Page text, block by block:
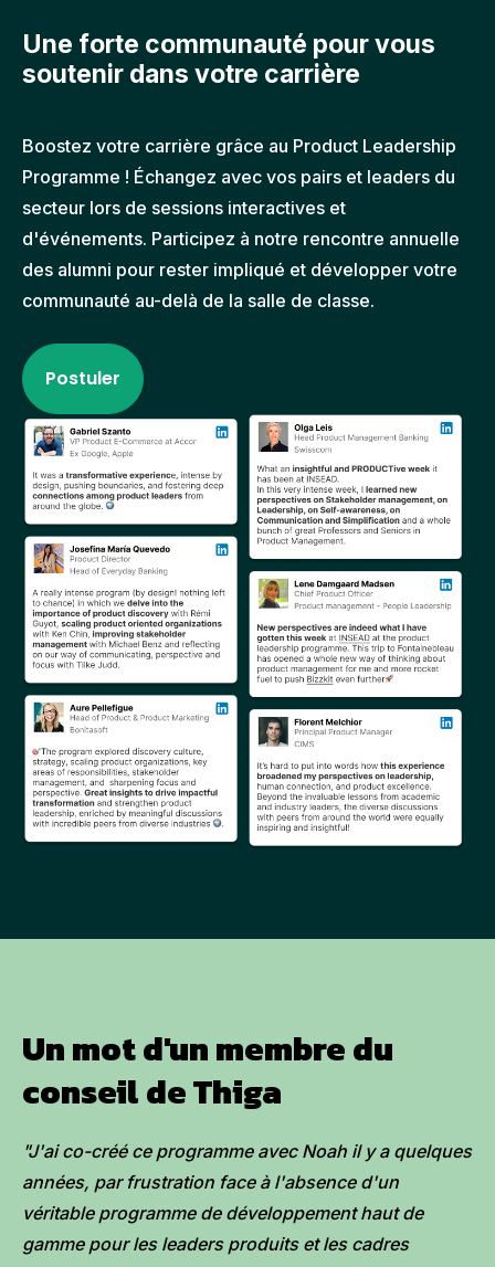
Une forte communauté pour vous
soutenir dans votre carrière
Boostez votre carrière grâce au Product Leadership
Programme ! Échangez avec vos pairs et leaders du
secteur lors de sessions interactives et
d'événements. Participez à notre rencontre annuelle
des alumni pour rester impliqué et développer votre
communauté au-delà de la salle de classe.
Postuler
Un mot d'un membre du
conseil de Thiga
"J'ai co-créé ce programme avec Noah il y a quelques
années, par frustration face à l'absence d'un
véritable programme de développement haut de
gamme pour les leaders produits et les cadres